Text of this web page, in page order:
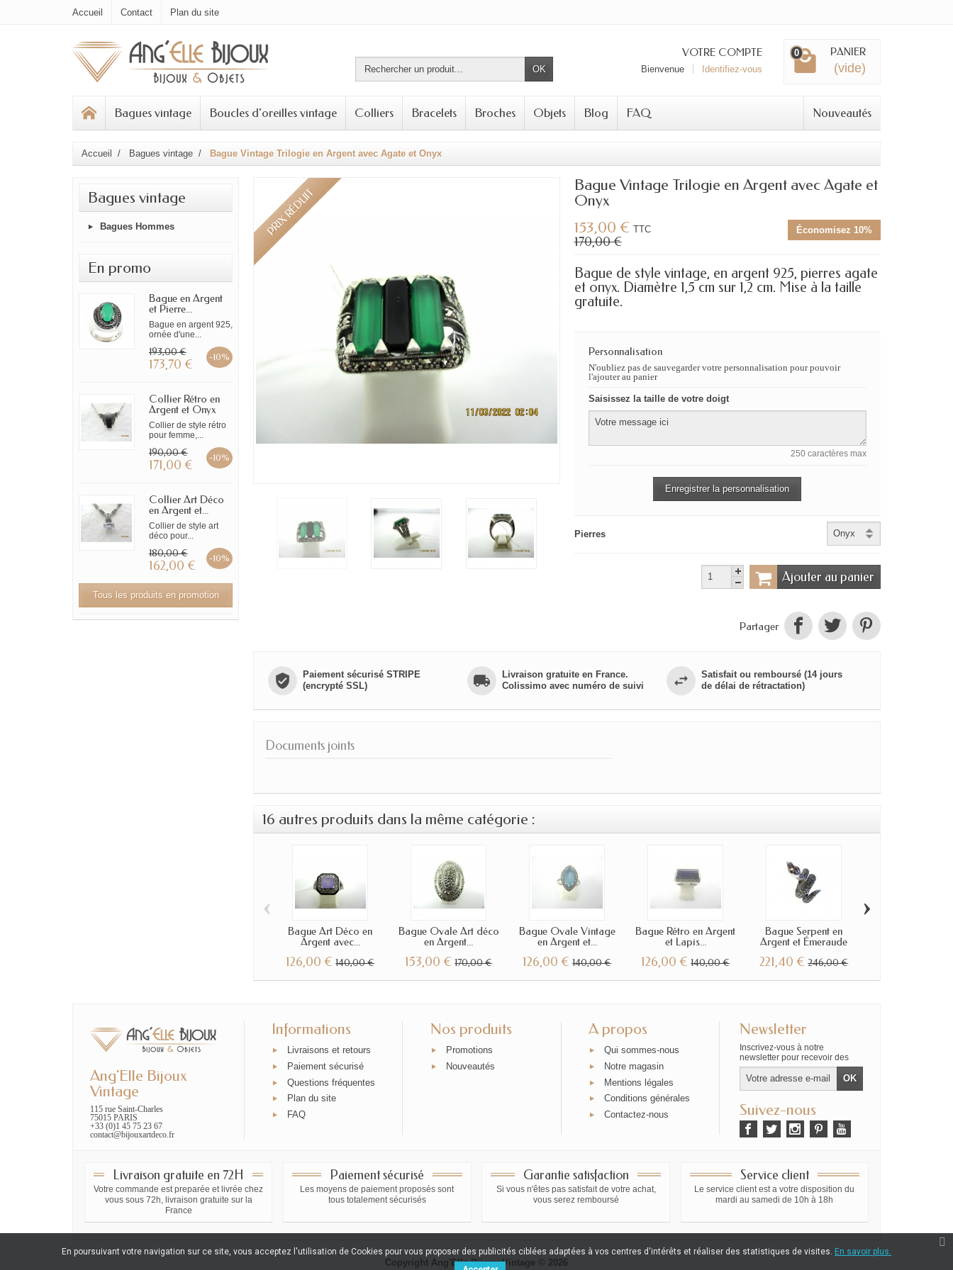
Accueil Contact Plan du site
OK
PANIER
(vide)
0
VOTRE COMPTE
Bienvenue Identifiez-vous
Nouveautés
Bagues vintage Boucles d'oreilles vintage Colliers Bracelets Broches Objets Blog FAQ
Accueil Bagues vintage Bague Vintage Trilogie en Argent avec Agate et Onyx
Bagues vintage
Bagues Hommes
En promo
Bague en Argent
et Pierre...
Bague en argent 925,
ornée d'une...
193,00 € -10%
173,70 €
Collier Rétro en
Argent et Onyx
Collier de style rétro
pour femme,...
190,00 € -10%
171,00 €
Collier Art Déco
en Argent et...
Collier de style art
déco pour...
180,00 € -10%
162,00 €
Tous les produits en promotion
PRIX RÉDUIT
Bague Vintage Trilogie en Argent avec Agate et
Onyx
Économisez 10%
153,00 € TTC
170,00 €
Bague de style vintage, en argent 925, pierres agate
et onyx. Diamètre 1,5 cm sur 1,2 cm. Mise à la taille
gratuite.
Personnalisation
N'oubliez pas de sauvegarder votre personnalisation pour pouvoir
l'ajouter au panier
Saisissez la taille de votre doigt
250 caractères max
Enregistrer la personnalisation
Pierres
Ajouter au panier
Partager
Paiement sécurisé STRIPE
(encrypté SSL)
Livraison gratuite en France.
Colissimo avec numéro de suivi
Satisfait ou remboursé (14 jours
de délai de rétractation)
Documents joints
16 autres produits dans la même catégorie :
Bague Art Déco en
Argent avec...
126,00 € 140,00 €
Bague Ovale Art déco
en Argent...
153,00 € 170,00 €
Bague Ovale Vintage
en Argent et...
126,00 € 140,00 €
Bague Rétro en Argent
et Lapis...
126,00 € 140,00 €
Bague Serpent en
Argent et Émeraude
221,40 € 246,00 €
‹ ›
Ang'Elle Bijoux
Vintage
115 rue Saint-Charles
75015 PARIS
+33 (0)1 45 75 23 67
contact@bijouxartdeco.fr
Informations
Livraisons et retours
Paiement sécurisé
Questions fréquentes
Plan du site
FAQ
Nos produits
Promotions
Nouveautés
A propos
Qui sommes-nous
Notre magasin
Mentions légales
Conditions générales
Contactez-nous
Newsletter
Inscrivez-vous à notre
newsletter pour recevoir des
offres exclusives
Suivez-nous
Livraison gratuite en 72H
Votre commande est preparée et livrée chez
vous sous 72h, livraison gratuite sur la
France
Paiement sécurisé
Les moyens de paiement proposés sont
tous totalement sécurisés
Garantie satisfaction
Si vous n'êtes pas satisfait de votre achat,
vous serez remboursé
Service client
Le service client est a votre disposition du
mardi au samedi de 10h à 18h
Copyright Ang'Elle Bijoux Vintage © 2026
En poursuivant votre navigation sur ce site, vous acceptez l'utilisation de Cookies pour vous proposer des publicités ciblées adaptées à vos centres d'intérêts et réaliser des statistiques de visites. En savoir plus.